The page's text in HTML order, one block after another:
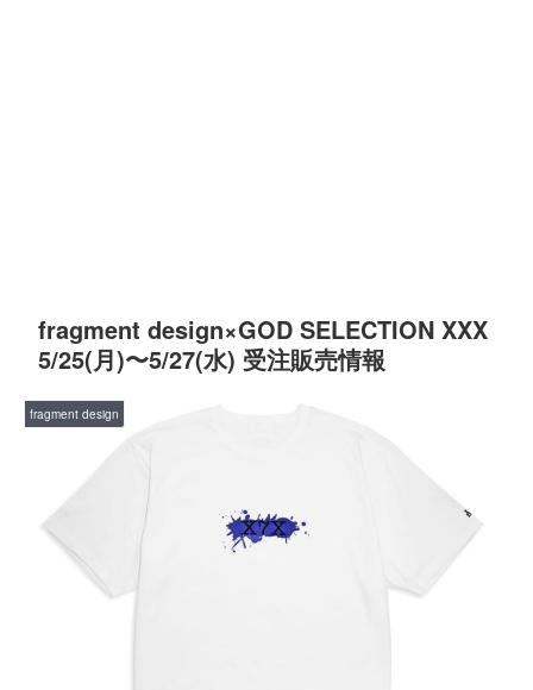
fragment design×GOD SELECTION XXX
5/25(月)〜5/27(水) 受注販売情報
fragment design